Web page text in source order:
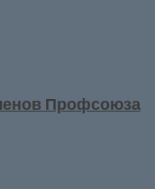
Профсоюза